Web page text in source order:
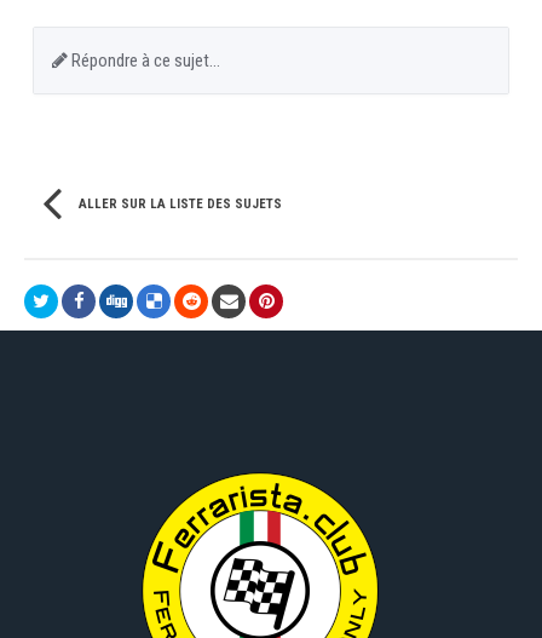
Répondre à ce sujet…
ALLER SUR LA LISTE DES SUJETS